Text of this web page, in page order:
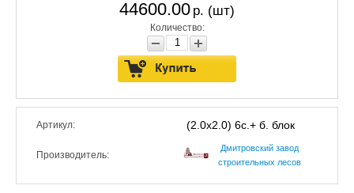
44600.00 р. (шт)
Количество:
Артикул: (2.0x2.0) 6с.+ б. блок
Производитель:
Дмитровский завод
строительных лесов